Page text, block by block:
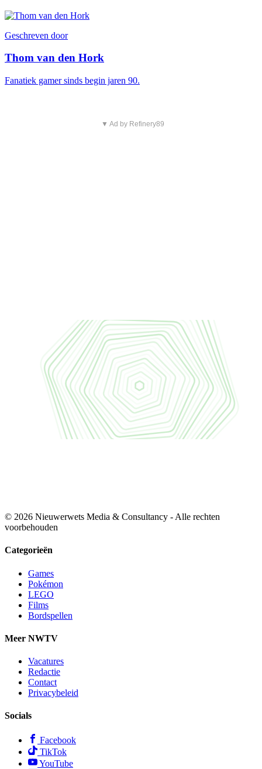
Geschreven door
Thom van den Hork
Fanatiek gamer sinds begin jaren 90.
▼ Ad by Refinery89
© 2026 Nieuwerwets Media & Consultancy - Alle rechten
voorbehouden
Categorieën
Games
Pokémon
LEGO
Films
Bordspellen
Meer NWTV
Vacatures
Redactie
Contact
Privacybeleid
Socials
Facebook
TikTok
YouTube